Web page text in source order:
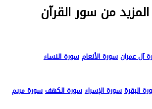
من سور القرآن
آل عمران سورة الأنعام سورة النساء
البقرة سورة الإسراء سورة الكهف سورة مريم